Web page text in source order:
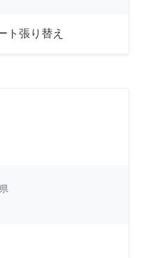
ト張り替え